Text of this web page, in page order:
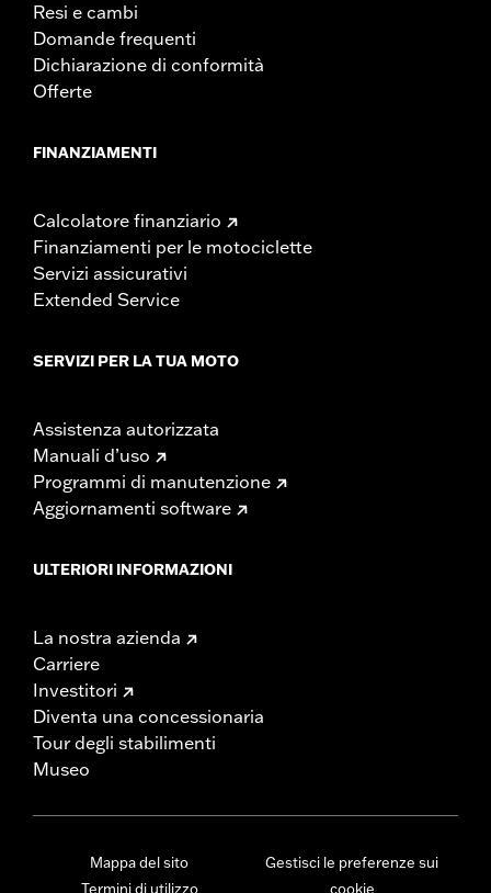
Resi e cambi
Domande frequenti
Dichiarazione di conformità
Offerte
FINANZIAMENTI
Calcolatore finanziario
Finanziamenti per le motociclette
Servizi assicurativi
Extended Service
SERVIZI PER LA TUA MOTO
Assistenza autorizzata
Manuali d’uso
Programmi di manutenzione
Aggiornamenti software
ULTERIORI INFORMAZIONI
La nostra azienda
Carriere
Investitori
Diventa una concessionaria
Tour degli stabilimenti
Museo
Mappa del sito
Termini di utilizzo
Gestisci le preferenze sui
cookie